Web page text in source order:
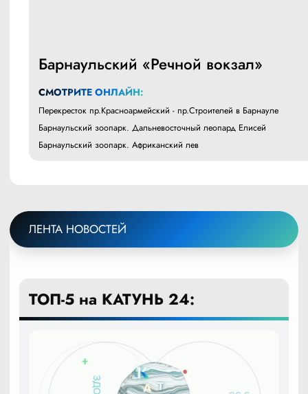
Барнаульский «Речной вокзал»
СМОТРИТЕ ОНЛАЙН:
Перекресток пр.Красноармейский - пр.Строителей в Барнауле
Барнаульский зоопарк. Дальневосточный леопард Елисей
Барнаульский зоопарк. Африканский лев
ЛЕНТА НОВОСТЕЙ
ТОП-5 на КАТУНЬ 24: